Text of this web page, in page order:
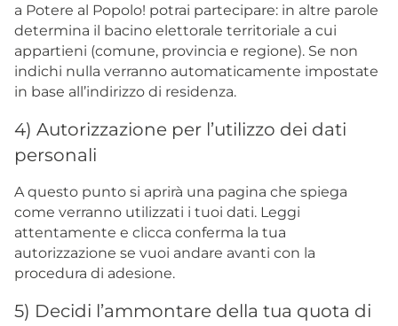
a Potere al Popolo! potrai partecipare: in altre parole
determina il bacino elettorale territoriale a cui
appartieni (comune, provincia e regione). Se non
indichi nulla verranno automaticamente impostate
in base all’indirizzo di residenza.
4) Autorizzazione per l’utilizzo dei dati
personali
A questo punto si aprirà una pagina che spiega
come verranno utilizzati i tuoi dati. Leggi
attentamente e clicca conferma la tua
autorizzazione se vuoi andare avanti con la
procedura di adesione.
5) Decidi l’ammontare della tua quota di